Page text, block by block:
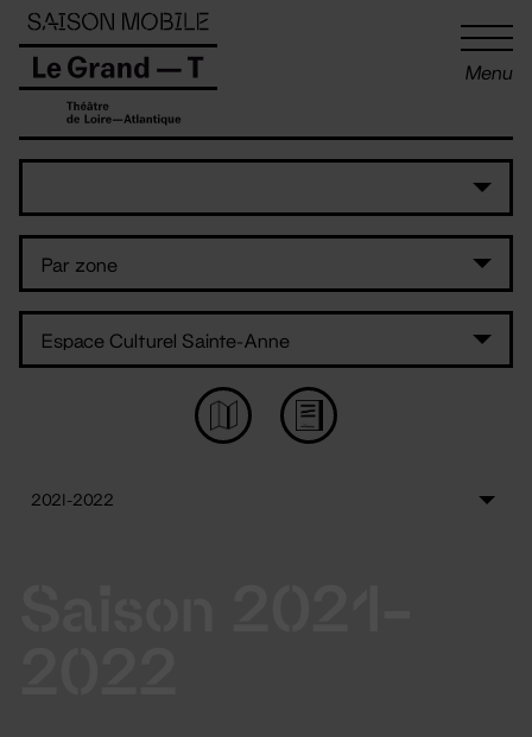
Menu
Panneau de gestion des cookies